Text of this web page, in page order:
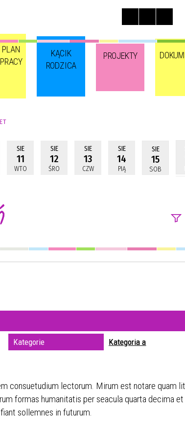
PLAN
PRACY
KĄCIK
RODZICA
PROJEKTY
SIE
11
WTO
SIE
12
ŚRO
SIE
13
CZW
SIE
14
PIĄ
SIE
15
SOB
Kategorie Kategoria a
consuetudium lectorum. Mirum est notare quam
formas humanitatis per seacula quarta decima
sollemnes in futurum.